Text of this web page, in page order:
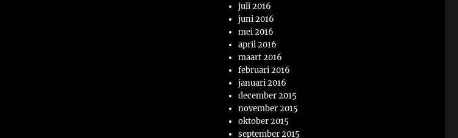
juli 2016
juni 2016
mei 2016
april 2016
maart 2016
februari 2016
januari 2016
december 2015
november 2015
oktober 2015
september 2015